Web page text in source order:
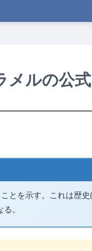
メルの公式
とを示す。これは歴史
。